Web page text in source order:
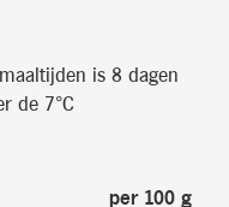
is 8 dagen
de 7°C
per 100 g